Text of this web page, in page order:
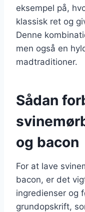
eksempel på,
klassisk ret og
Denne
men også en
madtraditioner.
Sådan
og bacon
For at lave
bacon, er det
ingredienser og
grundopskrift,